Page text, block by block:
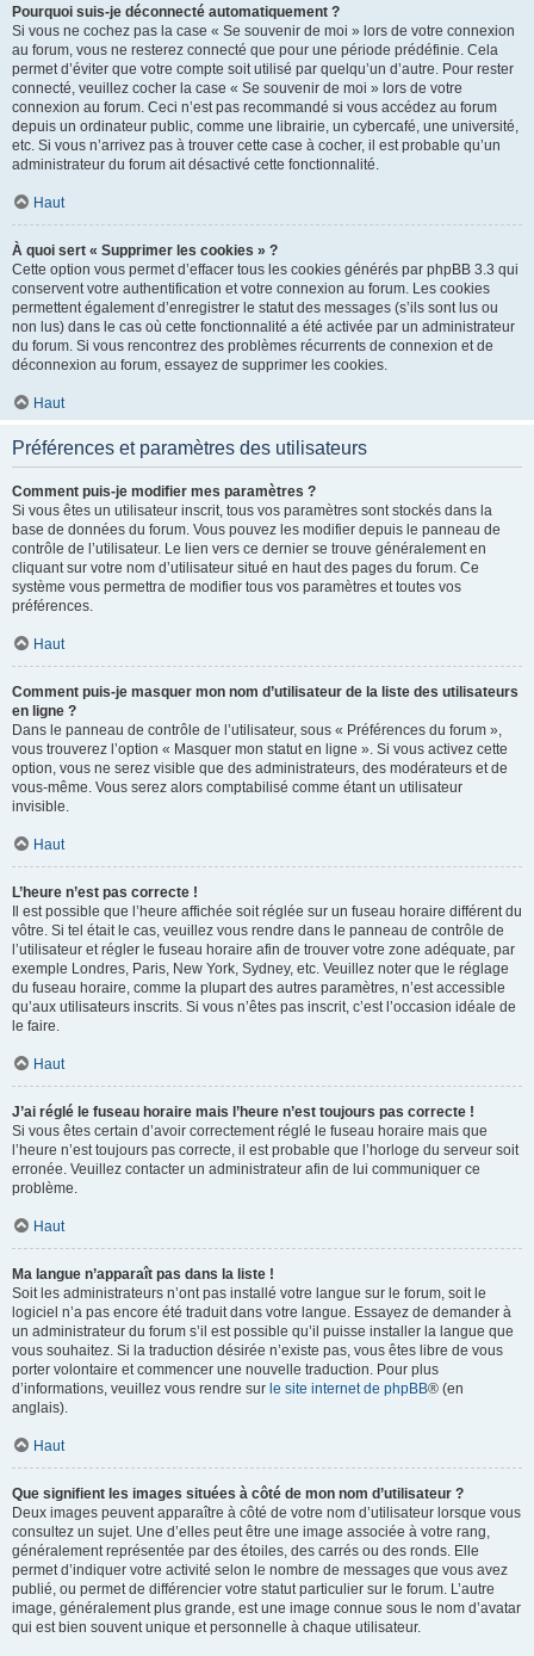
Pourquoi suis-je déconnecté automatiquement ?
Si vous ne cochez pas la case « Se souvenir de moi » lors de votre connexion
au forum, vous ne resterez connecté que pour une période prédéfinie. Cela
permet d’éviter que votre compte soit utilisé par quelqu’un d’autre. Pour rester
connecté, veuillez cocher la case « Se souvenir de moi » lors de votre
connexion au forum. Ceci n’est pas recommandé si vous accédez au forum
depuis un ordinateur public, comme une librairie, un cybercafé, une université,
etc. Si vous n’arrivez pas à trouver cette case à cocher, il est probable qu’un
administrateur du forum ait désactivé cette fonctionnalité.
Haut
À quoi sert « Supprimer les cookies » ?
Cette option vous permet d’effacer tous les cookies générés par phpBB 3.3 qui
conservent votre authentification et votre connexion au forum. Les cookies
permettent également d’enregistrer le statut des messages (s’ils sont lus ou
non lus) dans le cas où cette fonctionnalité a été activée par un administrateur
du forum. Si vous rencontrez des problèmes récurrents de connexion et de
déconnexion au forum, essayez de supprimer les cookies.
Haut
Préférences et paramètres des utilisateurs
Comment puis-je modifier mes paramètres ?
Si vous êtes un utilisateur inscrit, tous vos paramètres sont stockés dans la
base de données du forum. Vous pouvez les modifier depuis le panneau de
contrôle de l’utilisateur. Le lien vers ce dernier se trouve généralement en
cliquant sur votre nom d’utilisateur situé en haut des pages du forum. Ce
système vous permettra de modifier tous vos paramètres et toutes vos
préférences.
Haut
Comment puis-je masquer mon nom d’utilisateur de la liste des utilisateurs
en ligne ?
Dans le panneau de contrôle de l’utilisateur, sous « Préférences du forum »,
vous trouverez l’option « Masquer mon statut en ligne ». Si vous activez cette
option, vous ne serez visible que des administrateurs, des modérateurs et de
vous-même. Vous serez alors comptabilisé comme étant un utilisateur
invisible.
Haut
L’heure n’est pas correcte !
Il est possible que l’heure affichée soit réglée sur un fuseau horaire différent du
vôtre. Si tel était le cas, veuillez vous rendre dans le panneau de contrôle de
l’utilisateur et régler le fuseau horaire afin de trouver votre zone adéquate, par
exemple Londres, Paris, New York, Sydney, etc. Veuillez noter que le réglage
du fuseau horaire, comme la plupart des autres paramètres, n’est accessible
qu’aux utilisateurs inscrits. Si vous n’êtes pas inscrit, c’est l’occasion idéale de
le faire.
Haut
J’ai réglé le fuseau horaire mais l’heure n’est toujours pas correcte !
Si vous êtes certain d’avoir correctement réglé le fuseau horaire mais que
l’heure n’est toujours pas correcte, il est probable que l’horloge du serveur soit
erronée. Veuillez contacter un administrateur afin de lui communiquer ce
problème.
Haut
Ma langue n’apparaît pas dans la liste !
Soit les administrateurs n’ont pas installé votre langue sur le forum, soit le
logiciel n’a pas encore été traduit dans votre langue. Essayez de demander à
un administrateur du forum s’il est possible qu’il puisse installer la langue que
vous souhaitez. Si la traduction désirée n’existe pas, vous êtes libre de vous
porter volontaire et commencer une nouvelle traduction. Pour plus
d’informations, veuillez vous rendre sur le site internet de phpBB® (en
anglais).
Haut
Que signifient les images situées à côté de mon nom d’utilisateur ?
Deux images peuvent apparaître à côté de votre nom d’utilisateur lorsque vous
consultez un sujet. Une d’elles peut être une image associée à votre rang,
généralement représentée par des étoiles, des carrés ou des ronds. Elle
permet d’indiquer votre activité selon le nombre de messages que vous avez
publié, ou permet de différencier votre statut particulier sur le forum. L’autre
image, généralement plus grande, est une image connue sous le nom d’avatar
qui est bien souvent unique et personnelle à chaque utilisateur.